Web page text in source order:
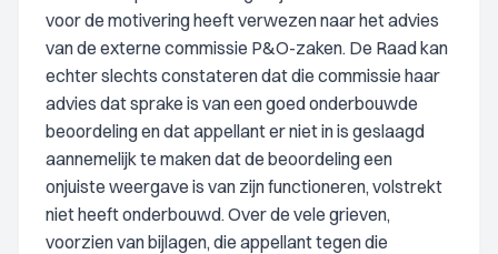
voor de motivering heeft verwezen naar het advies
van de externe commissie P&O-zaken. De Raad kan
echter slechts constateren dat die commissie haar
advies dat sprake is van een goed onderbouwde
beoordeling en dat appellant er niet in is geslaagd
aannemelijk te maken dat de beoordeling een
onjuiste weergave is van zijn functioneren, volstrekt
niet heeft onderbouwd. Over de vele grieven,
voorzien van bijlagen, die appellant tegen die